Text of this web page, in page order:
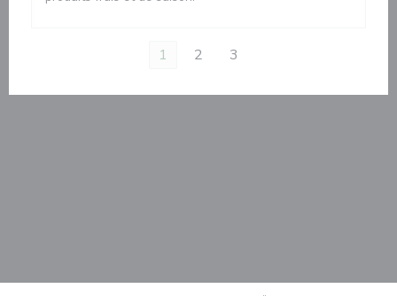
1 2 3